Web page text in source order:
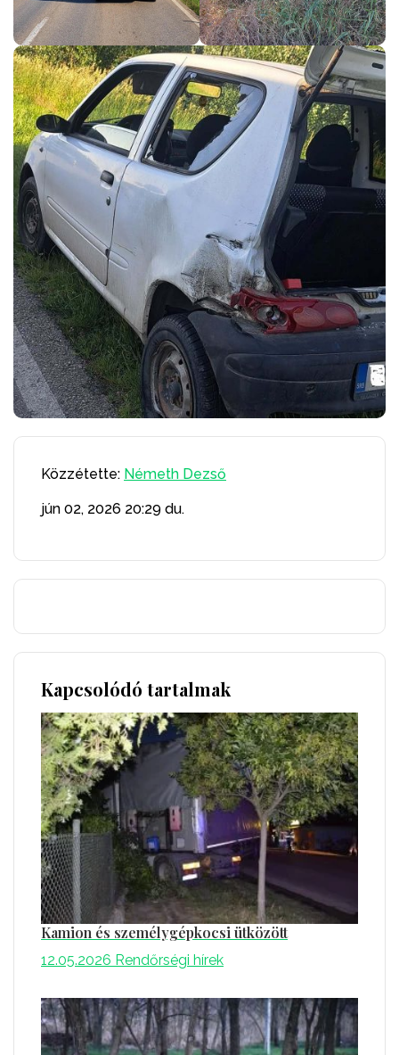
Közzétette: Németh Dezső
jún 02, 2026 20:29 du.
Kapcsolódó tartalmak
Kamion és személygépkocsi ütközött
12.05.2026 Rendőrségi hírek